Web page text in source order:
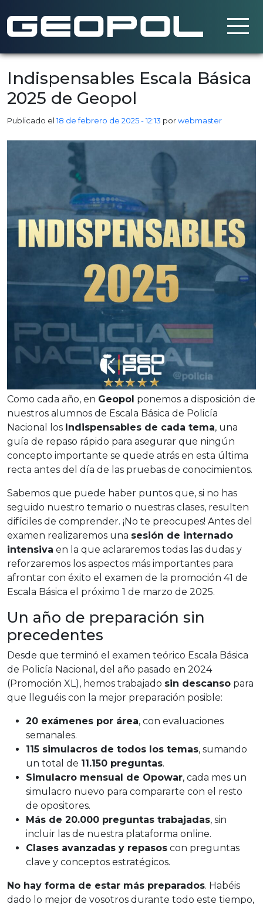
Saltar al contenido principal
Indispensables Escala Básica
2025 de Geopol
Publicado el18 de febrero de 2025 - 12:13 porwebmaster
Como cada año, en Geopol ponemos a disposición de
nuestros alumnos de Escala Básica de Policía
Nacional los Indispensables de cada tema, una
guía de repaso rápido para asegurar que ningún
concepto importante se quede atrás en esta última
recta antes del día de las pruebas de conocimientos.
Sabemos que puede haber puntos que, si no has
seguido nuestro temario o nuestras clases, resulten
difíciles de comprender. ¡No te preocupes! Antes del
examen realizaremos una sesión de internado
intensiva en la que aclararemos todas las dudas y
reforzaremos los aspectos más importantes para
afrontar con éxito el examen de la promoción 41 de
Escala Básica el próximo 1 de marzo de 2025.
Un año de preparación sin
precedentes
Desde que terminó el examen teórico Escala Básica
de Policía Nacional, del año pasado en 2024
(Promoción XL), hemos trabajado sin descanso para
que lleguéis con la mejor preparación posible:
20 exámenes por área, con evaluaciones
semanales.
115 simulacros de todos los temas, sumando
un total de 11.150 preguntas.
Simulacro mensual de Opowar, cada mes un
simulacro nuevo para compararte con el resto
de opositores.
Más de 20.000 preguntas trabajadas, sin
incluir las de nuestra plataforma online.
Clases avanzadas y repasos con preguntas
clave y conceptos estratégicos.
No hay forma de estar más preparados. Habéis
dado lo mejor de vosotros durante todo este tiempo,